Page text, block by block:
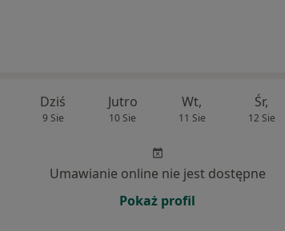
Dziś
9 Sie
Jutro
10 Sie
Wt,
11 Sie
Śr,
12 Sie
Umawianie online nie jest dostępne
Pokaż profil